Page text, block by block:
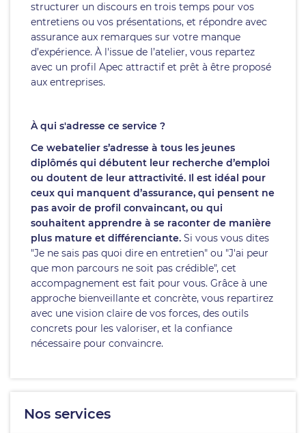
structurer un discours en trois temps pour vos
entretiens ou vos présentations, et répondre avec
assurance aux remarques sur votre manque
d’expérience. À l'issue de l’atelier, vous repartez
avec un profil Apec attractif et prêt à être proposé
aux entreprises.
À qui s'adresse ce service ?
Ce webatelier s’adresse à tous les jeunes
diplômés qui débutent leur recherche d’emploi
ou doutent de leur attractivité. Il est idéal pour
ceux qui manquent d’assurance, qui pensent ne
pas avoir de profil convaincant, ou qui
souhaitent apprendre à se raconter de manière
plus mature et différenciante. Si vous vous dites
"Je ne sais pas quoi dire en entretien" ou "J'ai peur
que mon parcours ne soit pas crédible", cet
accompagnement est fait pour vous. Grâce à une
approche bienveillante et concrète, vous repartirez
avec une vision claire de vos forces, des outils
concrets pour les valoriser, et la confiance
nécessaire pour convaincre.
Nos services